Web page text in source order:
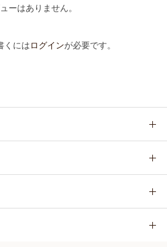
ーはありません。
くにはログインが必要です。